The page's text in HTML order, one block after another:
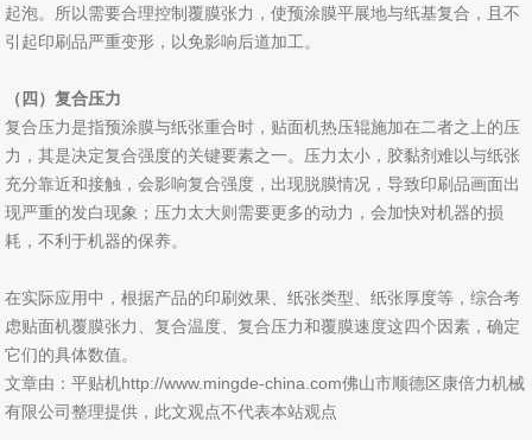
起泡。所以需要合理控制覆膜张力，使预涂膜平展地与纸基复合，且不
引起印刷品严重变形，以免影响后道加工。
（四）复合压力
复合压力是指预涂膜与纸张重合时，贴面机热压辊施加在二者之上的压
力，其是决定复合强度的关键要素之一。压力太小，胶黏剂难以与纸张
充分靠近和接触，会影响复合强度，出现脱膜情况，导致印刷品画面出
现严重的发白现象；压力太大则需要更多的动力，会加快对机器的损
耗，不利于机器的保养。
在实际应用中，根据产品的印刷效果、纸张类型、纸张厚度等，综合考
虑贴面机覆膜张力、复合温度、复合压力和覆膜速度这四个因素，确定
它们的具体数值。
文章由：平贴机http://www.mingde-china.com佛山市顺德区康倍力机械
有限公司整理提供，此文观点不代表本站观点